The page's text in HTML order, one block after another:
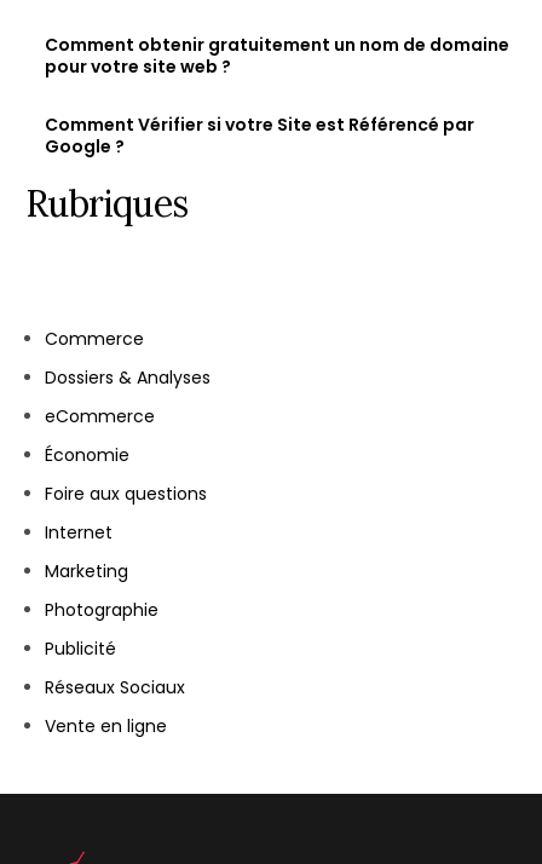
Comment obtenir gratuitement un nom de domaine
pour votre site web ?
Comment Vérifier si votre Site est Référencé par
Google ?
Rubriques
Commerce
Dossiers & Analyses
eCommerce
Économie
Foire aux questions
Internet
Marketing
Photographie
Publicité
Réseaux Sociaux
Vente en ligne